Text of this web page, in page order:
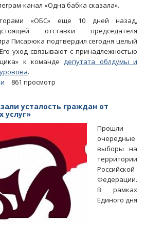
канал «Одна бабка сказала».
«ОБС» еще 10 дней назад,
отставки председателя
Писарюка подтвердил сегодня целый
уход связывают с принадлежностью
к командедепутата облдумы и
.
861 просмотр
усталость граждан от
услуг»
Прошли
очередные
выборы на
территории
Российской
Федерации.
В рамках
Единого дня